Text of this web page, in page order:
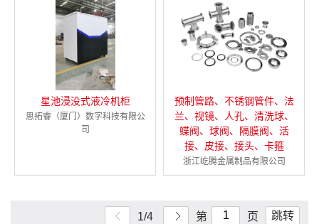
星池浸没式液冷机柜
思拓睿（厦门）数字科技有限公
司
预制管路、不锈钢管件、法
兰、视镜、人孔、清洗球、
蝶阀、球阀、隔膜阀、活
接、皮接、接头、卡箍
浙江屹腾金属制品有限公司
1/4 第 页 跳转